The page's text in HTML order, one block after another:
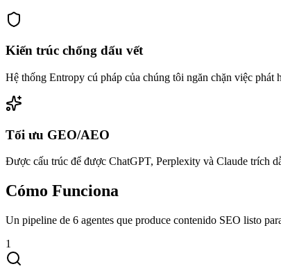
Kiến trúc chống dấu vết
Hệ thống Entropy cú pháp của chúng tôi ngăn chặn việc
Tối ưu GEO/AEO
Được cấu trúc để được ChatGPT, Perplexity và Claude trích
Cómo Funciona
Un pipeline de 6 agentes que produce contenido SEO listo
1